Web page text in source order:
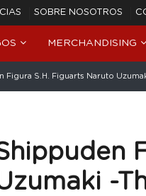
SOBRE NOSOTROS
MERCHANDISING
Figura S.H. Figuarts Naruto
-